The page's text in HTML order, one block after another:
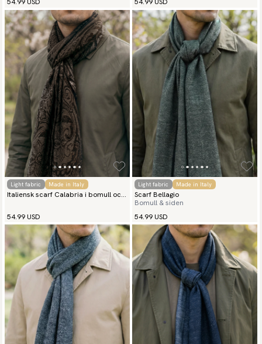
54.99 USD
54.99 USD
Light fabric Made in Italy
Italiensk scarf Calabria i bomull och
54.99 USD
Light fabric Made in Italy
Scarf Bellagio
Bomull & siden
54.99 USD